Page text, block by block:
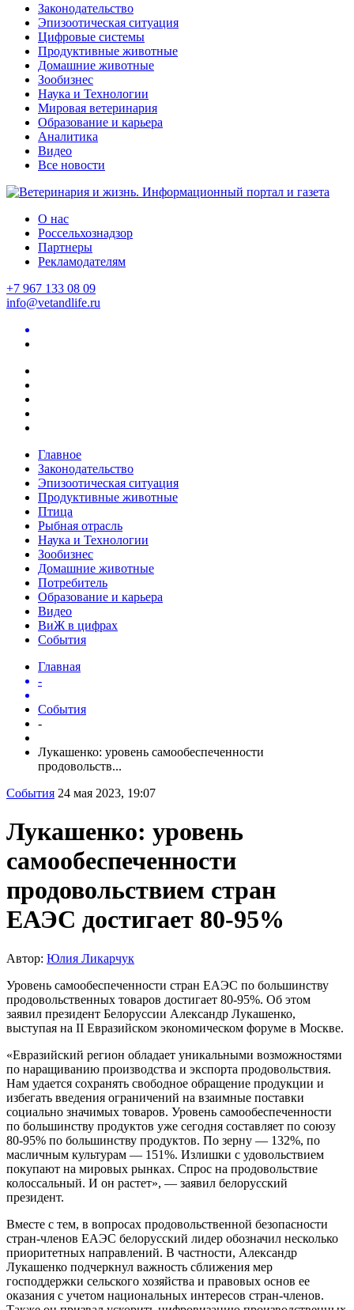
Законодательство
Эпизоотическая ситуация
Цифровые системы
Продуктивные животные
Домашние животные
Зообизнес
Наука и Технологии
Мировая ветеринария
Образование и карьера
Аналитика
Видео
Все новости
О нас
Россельхознадзор
Партнеры
Рекламодателям
+7 967 133 08 09
info@vetandlife.ru
Главное
Законодательство
Эпизоотическая ситуация
Продуктивные животные
Птица
Рыбная отрасль
Наука и Технологии
Зообизнес
Домашние животные
Потребитель
Образование и карьера
Видео
ВиЖ в цифрах
События
Главная
-
События
-
Лукашенко: уровень самообеспеченности
продовольств...
События 24 мая 2023, 19:07
Лукашенко: уровень
самообеспеченности
продовольствием стран
ЕАЭС достигает 80-95%
Автор: Юлия Ликарчук
Уровень самообеспеченности стран ЕАЭС по большинству
продовольственных товаров достигает 80-95%. Об этом
заявил президент Белоруссии Александр Лукашенко,
выступая на II Евразийском экономическом форуме в Москве.
«Евразийский регион обладает уникальными возможностями
по наращиванию производства и экспорта продовольствия.
Нам удается сохранять свободное обращение продукции и
избегать введения ограничений на взаимные поставки
социально значимых товаров. Уровень самообеспеченности
по большинству продуктов уже сегодня составляет по союзу
80-95% по большинству продуктов. По зерну — 132%, по
масличным культурам — 151%. Излишки с удовольствием
покупают на мировых рынках. Спрос на продовольствие
колоссальный. И он растет», — заявил белорусский
президент.
Вместе с тем, в вопросах продовольственной безопасности
стран-членов ЕАЭС белорусский лидер обозначил несколько
приоритетных направлений. В частности, Александр
Лукашенко подчеркнул важность сближения мер
господдержки сельского хозяйства и правовых основ ее
оказания с учетом национальных интересов стран-членов.